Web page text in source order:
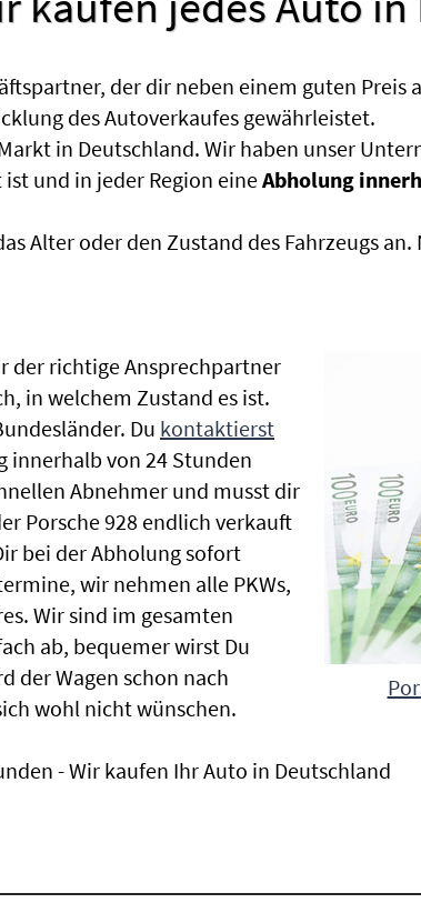
der dir neben einem guten
des Autoverkaufes gewährleistet.
in Deutschland. Wir haben unser
und in jeder Region eineAbholung
Alter oder den Zustand des Fahrzeugs an.
der richtige Ansprechpartner
in welchem Zustand es ist.
Du kontaktierst
innerhalb von 24 Stunden
Abnehmer und musst dir
Porsche 928 endlich verkauft
bei der Abholung sofort
wir nehmen alle PKWs,
Wir sind im gesamten
ab, bequemer wirst Du
der Wagen schon nach
wohl nicht wünschen.
- Wir kaufen Ihr Auto in Deutschland